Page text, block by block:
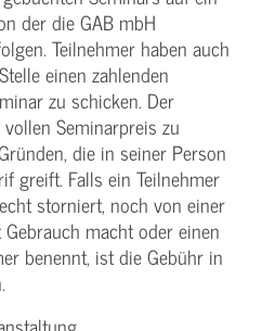
der die GAB mbH
Teilnehmer haben auch
einen zahlenden
zu schicken. Der
Seminarpreis zu
die in seiner Person
greift. Falls ein Teilnehmer
storniert, noch von einer
macht oder einen
benennt, ist die Gebühr in